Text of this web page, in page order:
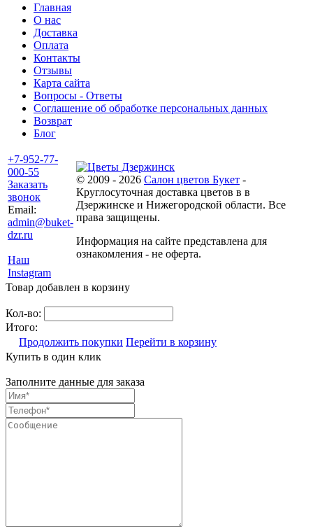
Главная
О нас
Доставка
Оплата
Контакты
Отзывы
Карта сайта
Вопросы - Ответы
Соглашение об обработке персональных данных
Возврат
Блог
+7-952-77-
000-55
Заказать
звонок
Email:
admin@buket-
dzr.ru
Наш
Instagram
© 2009 - 2026 Салон цветов Букет -
Круглосуточная доставка цветов в в
Дзержинске и Нижегородской области. Все
права защищены.
Информация на сайте представлена для
ознакомления - не оферта.
Товар добавлен в корзину
Кол-во:
Итого:
Продолжить покупки Перейти в корзину
Купить в один клик
Заполните данные для заказа